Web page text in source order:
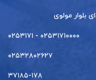
بلوار مولوی
۰۲۵۳۱۷۱۰۰۰۰ - ۰۲۵۳۱۷۱
۰۲۵۳۲۸۰۲۶۲۷
۳۷۱۸۵-۱۷۸